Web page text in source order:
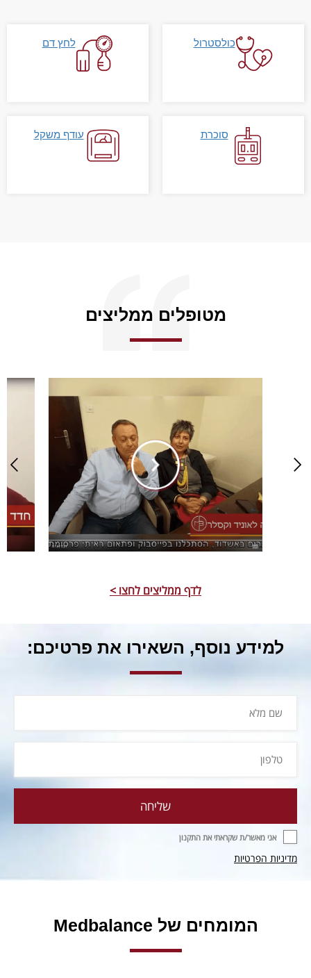
כולסטרול לחץ דם
סוכרת עודף משקל
מטופלים ממליצים
לדף ממליצים לחצו >
למידע נוסף, השאירו את פרטיכם:
אני מאשר/ת שקראתי את התקנון
מדיניות הפרטיות
המומחים של Medbalance